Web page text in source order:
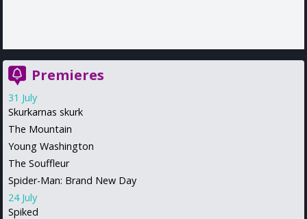
Premieres
31 July
Skurkarnas skurk
The Mountain
Young Washington
The Souffleur
Spider-Man: Brand New Day
24 July
Spiked